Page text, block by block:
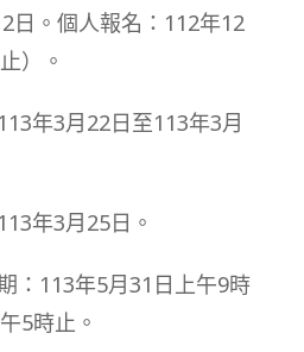
日。個人報名：112年12
）。
年3月22日至113年3月
年3月25日。
：113年5月31日上午9時
5時止。